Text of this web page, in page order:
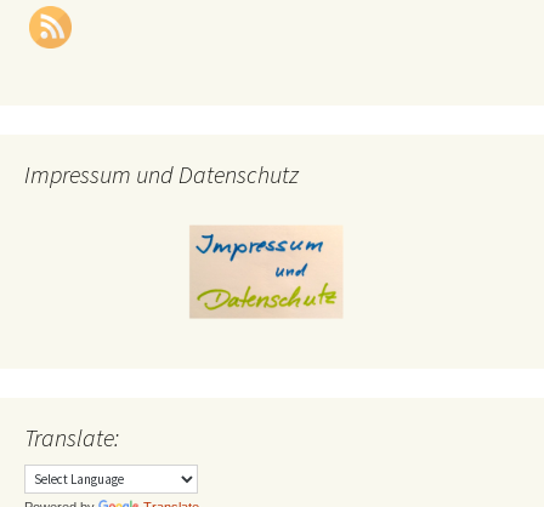
Impressum und Datenschutz
Translate: